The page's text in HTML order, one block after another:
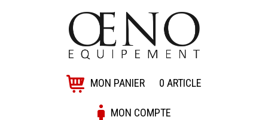
MON PANIER 0 ARTICLE
MON COMPTE